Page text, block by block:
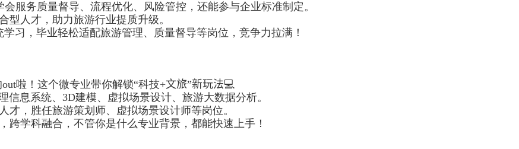
会服务质量督导、流程优化、风险管控，还能参与企业标准制定。
型人才，助力旅游行业提质升级。
学习，毕业轻松适配旅游管理、质量督导等岗位，竞争力拉满！
out啦！这个微专业带你解锁“科技+文旅”新玩法💻
信息系统、 3D建模、虚拟场景设计、旅游大数据分析。
，胜任旅游策划师、虚拟场景设计师等岗位。
跨学科融合，不管你是什么专业背景，都能快速上手！